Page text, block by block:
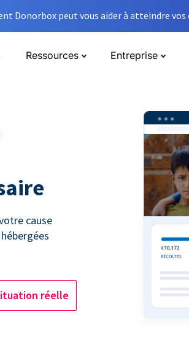
Donorbox peut vous aider à atteindre
Ressources Entreprise
cause
réelle